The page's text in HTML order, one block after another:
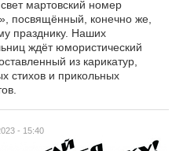
- 15:40
мартовский номер
посвящённый, конечно же,
Наших
ждёт юмористический
из карикатур,
стихов и прикольных